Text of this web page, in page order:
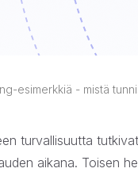
esimerkkiä - mistä
turvallisuutta
aikana. Toisen